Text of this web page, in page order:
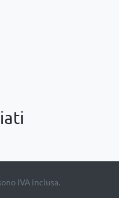
IVA inclusa.